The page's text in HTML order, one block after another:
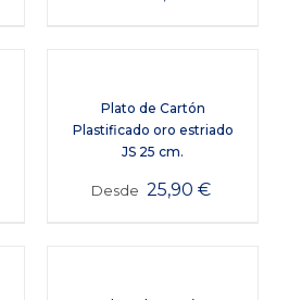
Plato de Cartón
Plastificado oro estriado
JS 25 cm.
Desde 25,90 €